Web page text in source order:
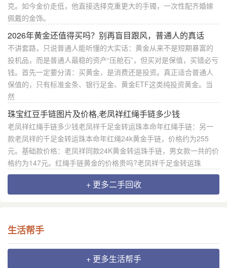
克。如今金价走低，他直接选择克重更大的手镯，一次性配齐婚嫁
佩戴的金饰。
2026年黄金还值得买吗？别再盲目跟风，普通人的真话
不讲套路，只说普通人能听懂的大实话：黄金从来不是短期暴富的
投机品，而是普通人最稳的资产“压舱石”，但买对是保值，买错必亏
钱。首先一定要分清：买黄金，是消费还是投资。真正适合普通人
保值的，只有标准金条、银行足金、黄金ETF这类纯投资黄金。当
然
珠宝红豆手链图片及价格,老凤祥红绳手链多少钱
老凤祥红绳手链多少钱老凤祥千足金转运珠本命年红绳手链：另一
款老凤祥的千足金转运珠本命年红绳24k黄金手链，价格约为255
元。基础款价格：老凤祥同款24K黄金转运珠手链，男女款一共的价
格约为147元。红绳手链黄金的价格贵吗?老凤祥千足金转运珠
+ 更多二手回收
生活帮手
+ 更多生活帮手